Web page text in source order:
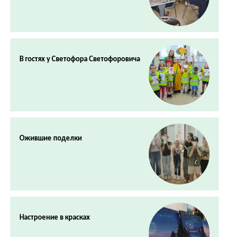
В гостях у Светофора Светофоровича
Ожившие поделки
Настроение в красках